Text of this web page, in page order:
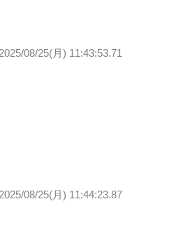
2025/08/25(月) 11:43:53.71
2025/08/25(月) 11:44:23.87